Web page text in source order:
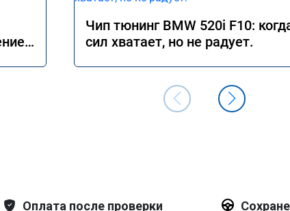
Чип тюнинг BMW 520i F10:
сил хватает, но не радует.
Оплата после проверки